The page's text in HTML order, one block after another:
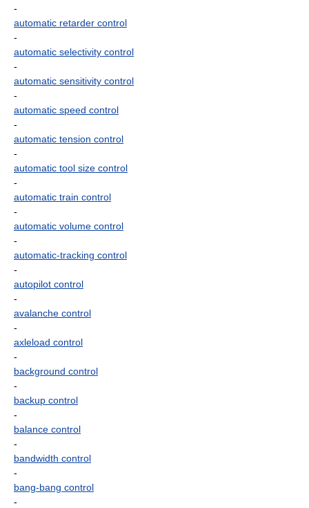
-
automatic retarder control
-
automatic selectivity control
-
automatic sensitivity control
-
automatic speed control
-
automatic tension control
-
automatic tool size control
-
automatic train control
-
automatic volume control
-
automatic-tracking control
-
autopilot control
-
avalanche control
-
axleload control
-
background control
-
backup control
-
balance control
-
bandwidth control
-
bang-bang control
-